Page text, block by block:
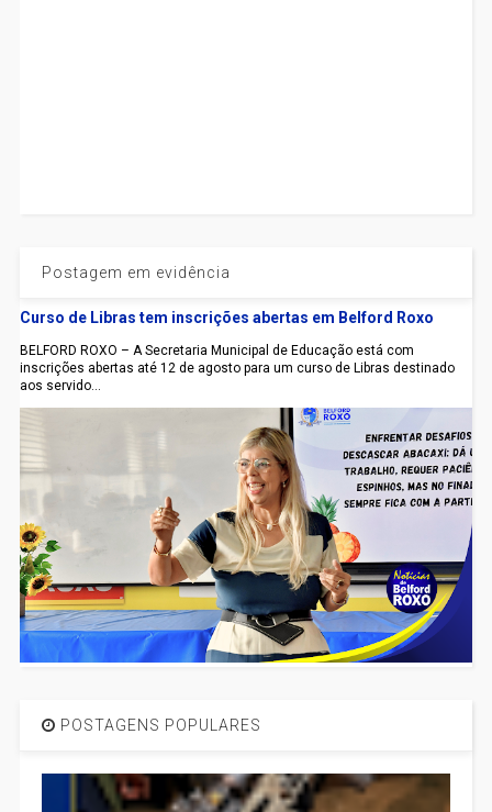
Postagem em evidência
Curso de Libras tem inscrições abertas em Belford Roxo
BELFORD ROXO – A Secretaria Municipal de Educação está com
inscrições abertas até 12 de agosto para um curso de Libras destinado
aos servido...
POSTAGENS POPULARES